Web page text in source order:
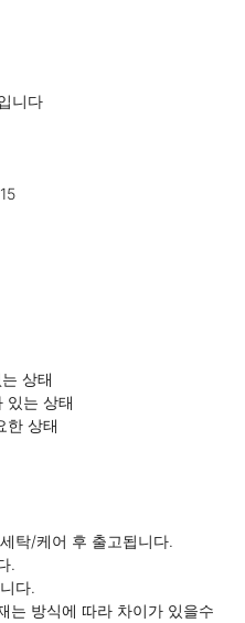
니다
상태
있는 상태
한 상태
탁/케어 후 출고됩니다.
.
다.
는 방식에 따라 차이가 있을수